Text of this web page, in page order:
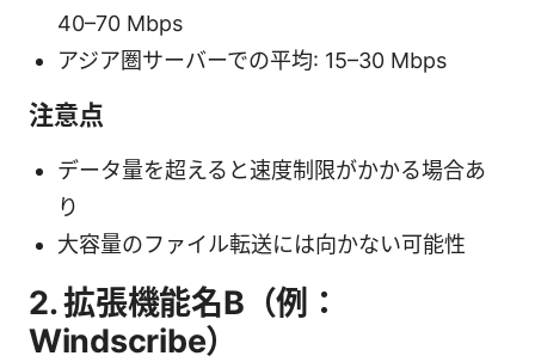
40–70 Mbps
アジア圏サーバーでの平均: 15–30 Mbps
注意点
データ量を超えると速度制限がかかる場合あ
り
大容量のファイル転送には向かない可能性
2. 拡張機能名B（例：
Windscribe）